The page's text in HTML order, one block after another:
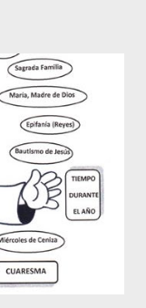
el verdadero
siempre nos
el contrario nos
a lo profundo del
que en verdad
juicios y ...